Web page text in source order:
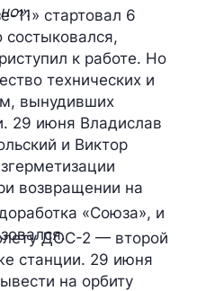
.
11» стартовал 6
к работе. Но
технических и
вынудивших
29 июня Владислав
и Виктор
возвращении на
«Союза», и
ДОС-2 — второй
станции. 29 июня
на орбиту